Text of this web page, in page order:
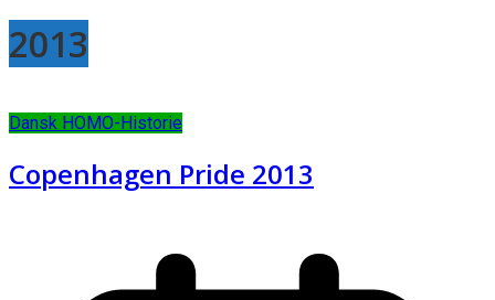
2013
Dansk HOMO-Historie
Copenhagen Pride 2013